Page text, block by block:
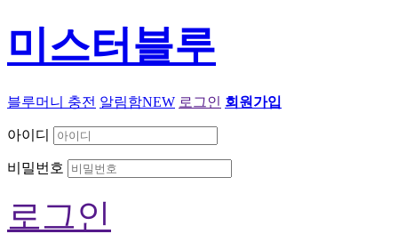
미스터블루
블루머니 충전 알림함NEW 로그인 회원가입
아이디
비밀번호
로그인